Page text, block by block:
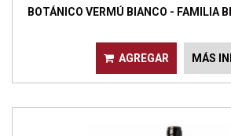
BOTÁNICO VERMÚ BIANCO - FAMILIA
AGREGAR MÁS